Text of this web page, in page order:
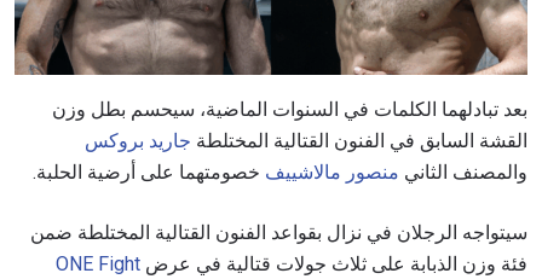
بعد تبادلهما الكلمات في السنوات الماضية، سيحسم بطل وزن
القشة السابق في الفنون القتالية المختلطة جاريد بروكس
والمصنف الثاني منصور مالاشييف خصومتهما على أرضية الحلبة.
سيتواجه الرجلان في نزال بقواعد الفنون القتالية المختلطة ضمن
فئة وزن الذبابة على ثلاث جولات قتالية في عرض ONE Fight